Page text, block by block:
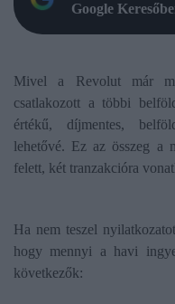
Google
Mivel a Revolut már
csatlakozott a többi
értékű, díjmentes,
lehetővé. Ez az összeg a
felett, két tranzakcióra
Ha nem teszel
hogy mennyi a havi
következők: